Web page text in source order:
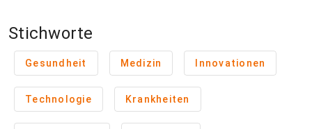
Stichworte
Gesundheit Medizin Innovationen
Technologie Krankheiten